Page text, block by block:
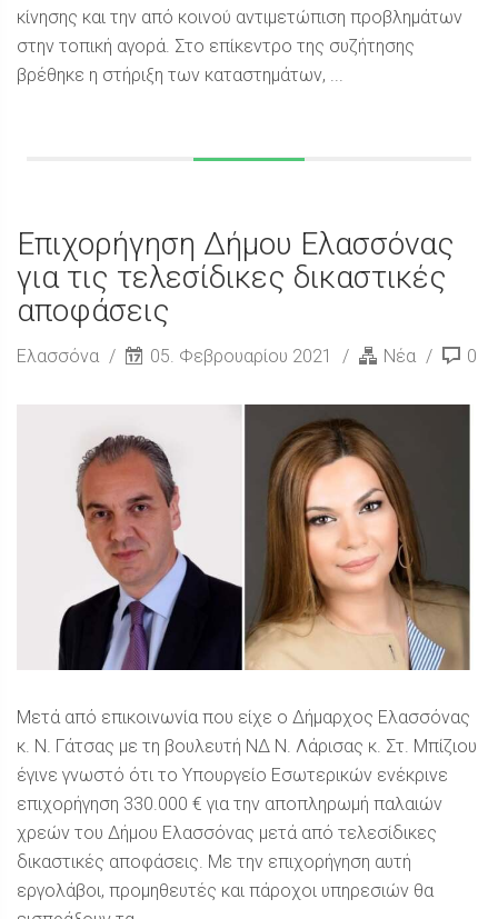
κίνησης και την από κοινού αντιμετώπιση προβλημάτων
στην τοπική αγορά. Στο επίκεντρο της συζήτησης
βρέθηκε η στήριξη των καταστημάτων, ...
Επιχορήγηση Δήμου Ελασσόνας
για τις τελεσίδικες δικαστικές
αποφάσεις
Ελασσόνα 05. Φεβρουαρίου 2021 Νέα 0
Μετά από επικοινωνία που είχε ο Δήμαρχος Ελασσόνας
κ. Ν. Γάτσας με τη βουλευτή ΝΔ Ν. Λάρισας κ. Στ. Μπίζιου
έγινε γνωστό ότι το Υπουργείο Εσωτερικών ενέκρινε
επιχορήγηση 330.000 € για την αποπληρωμή παλαιών
χρεών του Δήμου Ελασσόνας μετά από τελεσίδικες
δικαστικές αποφάσεις. Με την επιχορήγηση αυτή
εργολάβοι, προμηθευτές και πάροχοι υπηρεσιών θα